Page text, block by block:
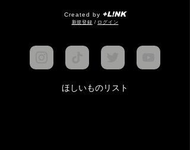
Created by +L!NK
​新規登録 / ログイン
ほしいものリスト